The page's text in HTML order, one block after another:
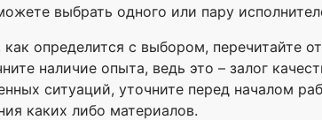
выбрать одного или пару
определится с выбором, перечитайте
наличие опыта, ведь это – залог
ситуаций, уточните перед началом
каких либо материалов.